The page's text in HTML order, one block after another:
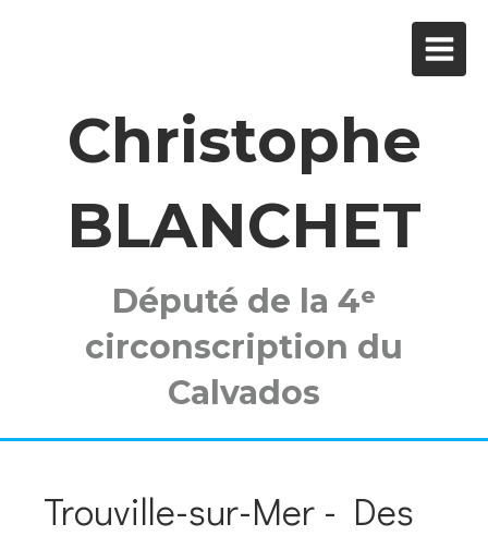
Christophe
BLANCHET
Député de la 4ᵉ
circonscription du
Calvados
Trouville-sur-Mer - Des